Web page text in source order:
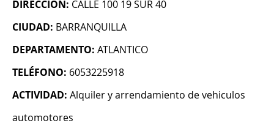
DIRECCIÓN: CALLE 100 19 SUR 40
CIUDAD: BARRANQUILLA
DEPARTAMENTO: ATLANTICO
TELÉFONO: 6053225918
ACTIVIDAD: Alquiler y arrendamiento de vehiculos
automotores